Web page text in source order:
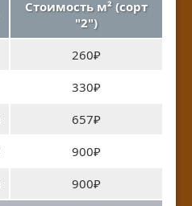
Стоимость м² (сорт
"2")
260₽
330₽
657₽
900₽
900₽